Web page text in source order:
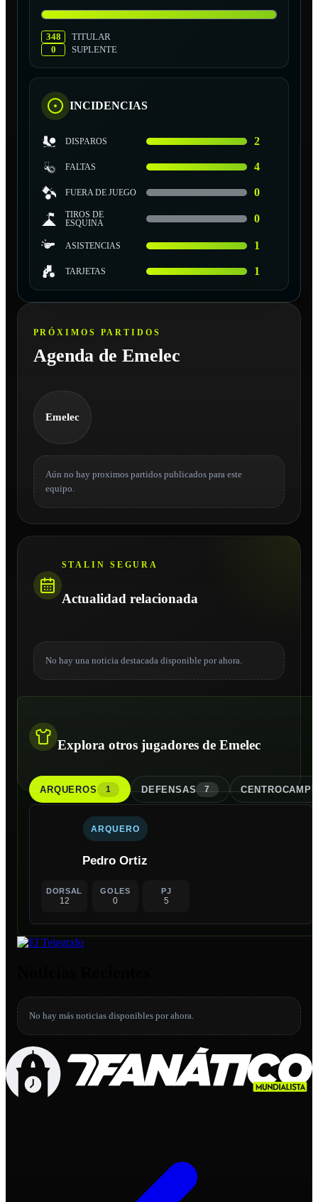
348
TITULAR
0
SUPLENTE
INCIDENCIAS
DISPAROS 2
FALTAS 4
FUERA DE JUEGO 0
TIROS DE
ESQUINA
0
ASISTENCIAS 1
TARJETAS 1
PRÓXIMOS PARTIDOS
Agenda de Emelec
Emelec
Aún no hay proximos partidos publicados para este
equipo.
STALIN SEGURA
Actualidad relacionada
No hay una noticia destacada disponible por ahora.
Explora otros jugadores de Emelec
ARQUEROS 1 DEFENSAS 7
ARQUERO
Pedro Ortiz
DORSAL
12
GOLES
0
PJ
5
No hay más noticias disponibles por ahora.